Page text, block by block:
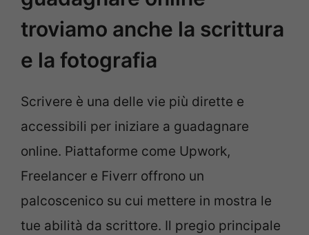
troviamo anche la scrittura
e la fotografia
Scrivere è una delle vie più dirette e
accessibili per iniziare a guadagnare
online. Piattaforme come Upwork,
Freelancer e Fiverr offrono un
palcoscenico su cui mettere in mostra le
tue abilità da scrittore. Il pregio principale